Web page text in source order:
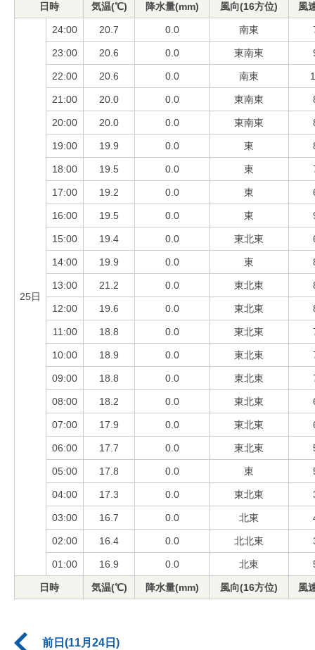
日時 気温(℃) 降水量(mm) 風向(16方位) 風
25日
24:00 20.7 0.0 南東
23:00 20.6 0.0 東南東
22:00 20.6 0.0 南東
21:00 20.0 0.0 東南東
20:00 20.0 0.0 東南東
19:00 19.9 0.0 東
18:00 19.5 0.0 東
17:00 19.2 0.0 東
16:00 19.5 0.0 東
15:00 19.4 0.0 東北東
14:00 19.9 0.0 東
13:00 21.2 0.0 東北東
12:00 19.6 0.0 東北東
11:00 18.8 0.0 東北東
10:00 18.9 0.0 東北東
09:00 18.8 0.0 東北東
08:00 18.2 0.0 東北東
07:00 17.9 0.0 東北東
06:00 17.7 0.0 東北東
05:00 17.8 0.0 東
04:00 17.3 0.0 東北東
03:00 16.7 0.0 北東
02:00 16.4 0.0 北北東
01:00 16.9 0.0 北東
日時 気温(℃) 降水量(mm) 風向(16方位) 風
前日(11月24日)